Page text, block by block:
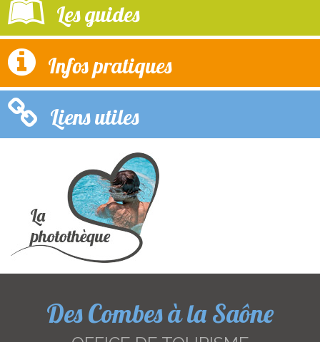
Les guides
Infos pratiques
Liens utiles
Des Combes à la Saône